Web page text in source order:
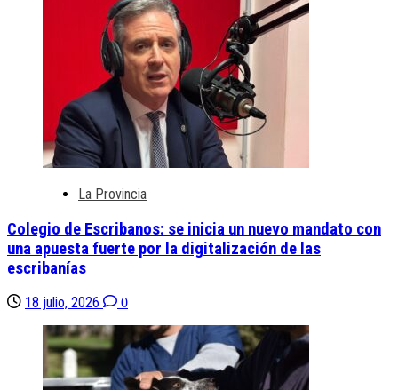
La Provincia
Colegio de Escribanos: se inicia un nuevo mandato con
una apuesta fuerte por la digitalización de las
escribanías
18 julio, 2026 0